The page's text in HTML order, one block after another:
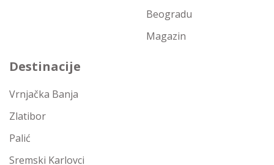
Beogradu
Magazin
Destinacije
Vrnjačka Banja
Zlatibor
Palić
Sremski Karlovci